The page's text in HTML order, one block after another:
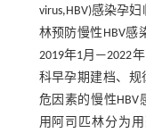
virus,HBV)感染孕
林预防慢性HBV感
2019年1月—2022
科早孕期建档、规
危因素的慢性
用阿司匹林分为